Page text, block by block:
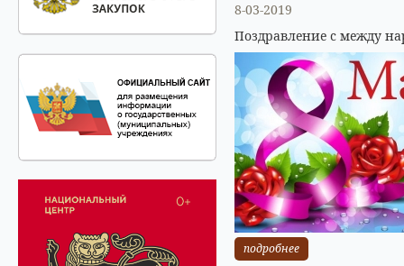
8-03-2019
Поздравление с между
подробнее